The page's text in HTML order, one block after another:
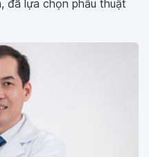
đã lựa chọn phẫu thuật